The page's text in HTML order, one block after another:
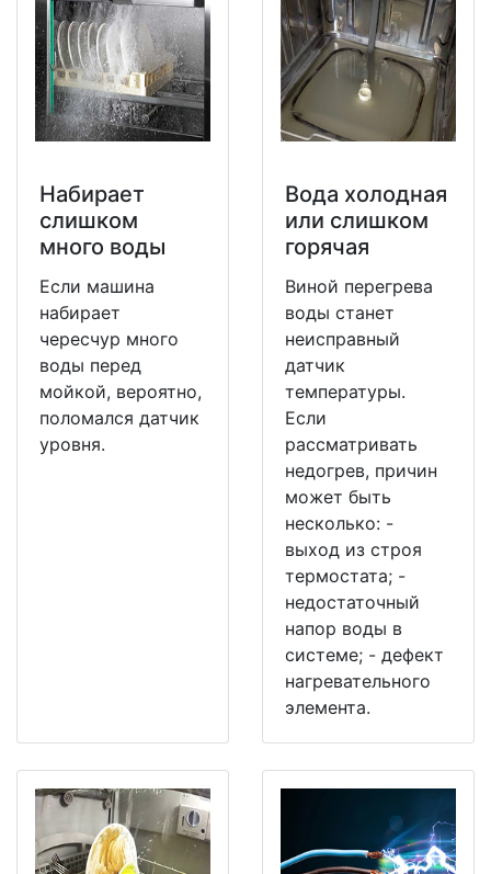
Набирает
слишком
много воды
Если машина
набирает
чересчур много
воды перед
мойкой, вероятно,
поломался датчик
уровня.
Вода холодная
или слишком
горячая
Виной перегрева
воды станет
неисправный
датчик
температуры.
Если
рассматривать
недогрев, причин
может быть
несколько: -
выход из строя
термостата; -
недостаточный
напор воды в
системе; - дефект
нагревательного
элемента.